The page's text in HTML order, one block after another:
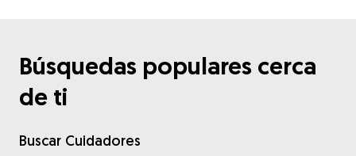
Búsquedas populares cerca
de ti
Buscar Cuidadores